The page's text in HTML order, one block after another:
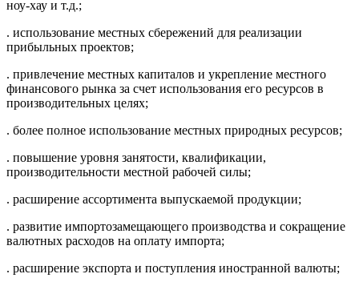
ноу-хау и т.д.;
. использование местных сбережений для реализации
прибыльных проектов;
. привлечение местных капиталов и укрепление местного
финансового рынка за счет использования его ресурсов в
производительных целях;
. более полное использование местных природных ресурсов;
. повышение уровня занятости, квалификации,
производительности местной рабочей силы;
. расширение ассортимента выпускаемой продукции;
. развитие импортозамещающего производства и сокращение
валютных расходов на оплату импорта;
. расширение экспорта и поступления иностранной валюты;